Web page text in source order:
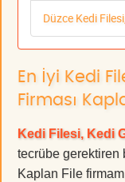
Düzce Kedi
En İyi Kedi
Firması
Kedi Filesi, Kedi
tecrübe gerektiren
Kaplan File